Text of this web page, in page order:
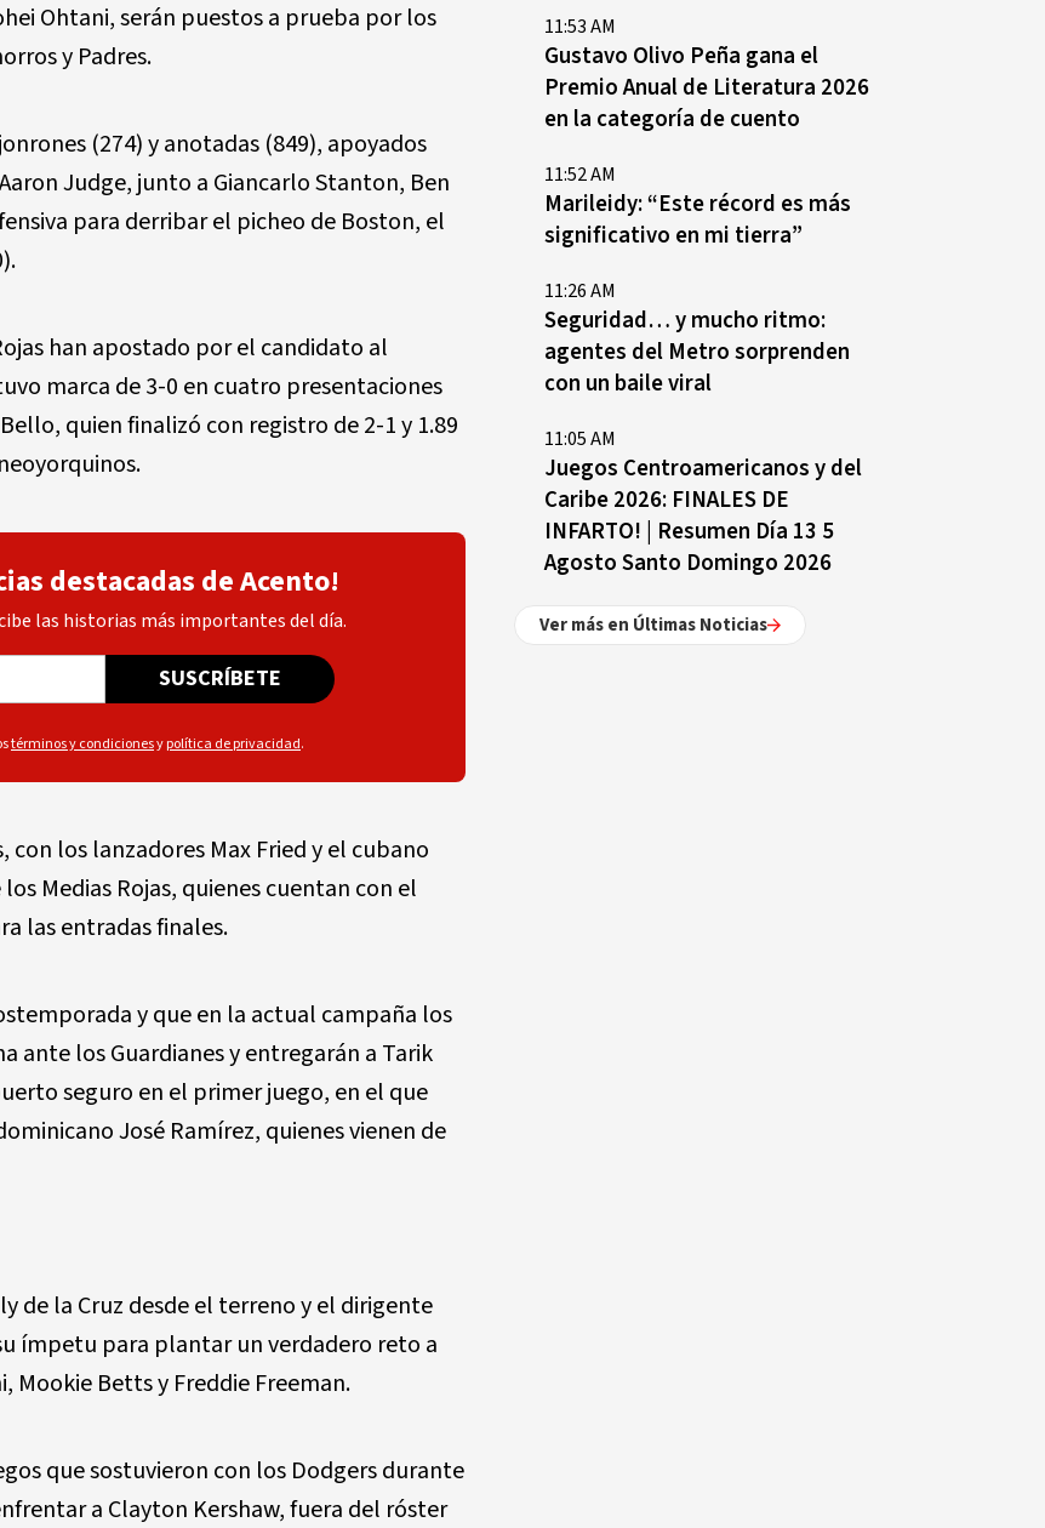
Ohtani, serán puestos a prueba por los
y Padres.
(274) y anotadas (849), apoyados
Judge, junto a Giancarlo Stanton, Ben
para derribar el picheo de Boston, el
han apostado por el candidato al
marca de 3-0 en cuatro presentaciones
quien finalizó con registro de 2-1 y 1.89
destacadas de Acento!
las historias más importantes del día.
SUSCRÍBETE
términos y condicionesypolítica de privacidad.
los lanzadores Max Fried y el cubano
Medias Rojas, quienes cuentan con el
las entradas finales.
y que en la actual campaña los
ante los Guardianes y entregarán a Tarik
seguro en el primer juego, en el que
José Ramírez, quienes vienen de
de la Cruz desde el terreno y el dirigente
ímpetu para plantar un verdadero reto a
Mookie Betts y Freddie Freeman.
que sostuvieron con los Dodgers durante
a Clayton Kershaw, fuera del róster
11:53 AM
Gustavo Olivo Peña gana el
Premio Anual de Literatura 2026
en la categoría de cuento
11:52 AM
Marileidy: “Este récord es más
significativo en mi tierra”
11:26 AM
Seguridad… y mucho ritmo:
agentes del Metro sorprenden
con un baile viral
11:05 AM
Juegos Centroamericanos y del
Caribe 2026: FINALES DE
INFARTO! | Resumen Día 13 5
Agosto Santo Domingo 2026
Ver más en Últimas Noticias